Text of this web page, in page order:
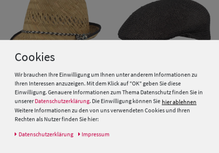
Kinder Strohhut Trilby mit
blau-weisser Kordel von Hut-
Breiter
Schiebermütze aus Stroh von
Hut-Breiter
Cookies
Wir brauchen Ihre Einwilligung um Ihnen unter anderem Informationen zu
Ihren Interessen anzuzeigen. Mit dem Klick auf "OK" geben Sie diese
Einwilligung. Genauere Informationen zum Thema Datenschutz finden Sie in
unserer Datenschutzerklärung. Die Einwilligung können Sie hier ablehnen
Weitere Informationen zu den von uns verwendeten Cookies und Ihren
Rechten als Nutzer finden Sie hier:
Daten­schutz­erklärung Impressum